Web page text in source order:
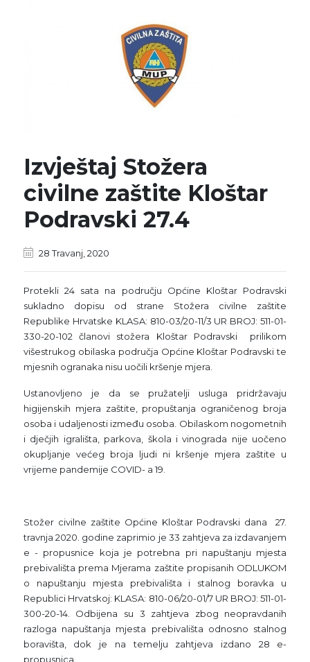
Izvještaj Stožera
civilne zaštite Kloštar
Podravski 27.4
28 Travanj, 2020
Protekli 24 sata na području Općine Kloštar Podravski
sukladno dopisu od strane Stožera civilne zaštite
Republike Hrvatske KLASA: 810-03/20-11/3 UR BROJ: 511-01-
330-20-102 članovi stožera Kloštar Podravski prilikom
višestrukog obilaska područja Općine Kloštar Podravski te
mjesnih ogranaka nisu uočili kršenje mjera.
Ustanovljeno je da se pružatelji usluga pridržavaju
higijenskih mjera zaštite, propuštanja ograničenog broja
osoba i udaljenosti između osoba. Obilaskom nogometnih
i dječjih igrališta, parkova, škola i vinograda nije uočeno
okupljanje većeg broja ljudi ni kršenje mjera zaštite u
vrijeme pandemije COVID- a 19.
Stožer civilne zaštite Općine Kloštar Podravski dana 27.
travnja 2020. godine zaprimio je 33 zahtjeva za izdavanjem
e - propusnice koja je potrebna pri napuštanju mjesta
prebivališta prema Mjerama zaštite propisanih ODLUKOM
o napuštanju mjesta prebivališta i stalnog boravka u
Republici Hrvatskoj: KLASA: 810-06/20-01/7 UR BROJ: 511-01-
300-20-14. Odbijena su 3 zahtjeva zbog neopravdanih
razloga napuštanja mjesta prebivališta odnosno stalnog
boravišta, dok je na temelju zahtjeva izdano 28 e-
propusnica.